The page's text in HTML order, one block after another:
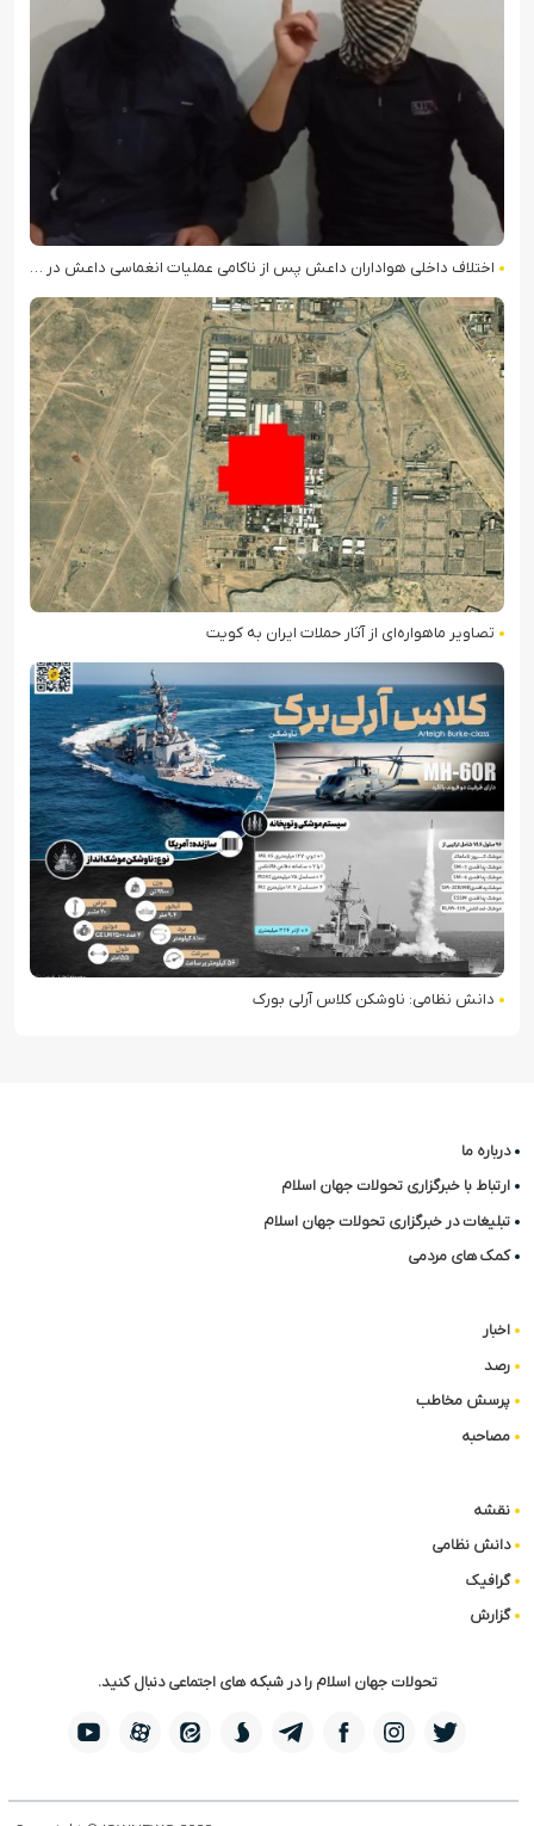
اختلاف داخلی هواداران داعش پس از ناکامی عملیات انغماسی داعش در رقه
تصاویر ماهواره‌ای از آثار حملات ایران به کویت
دانش نظامی: ناوشکن کلاس آرلی بورک
درباره ما
ارتباط با خبرگزاری تحولات جهان اسلام
تبلیغات در خبرگزاری تحولات جهان اسلام
کمک های مردمی
اخبار
رصد
پرسش مخاطب
مصاحبه
نقشه
دانش نظامی
گرافیک
گزارش
تحولات جهان اسلام را در شبکه های اجتماعی دنبال کنید.